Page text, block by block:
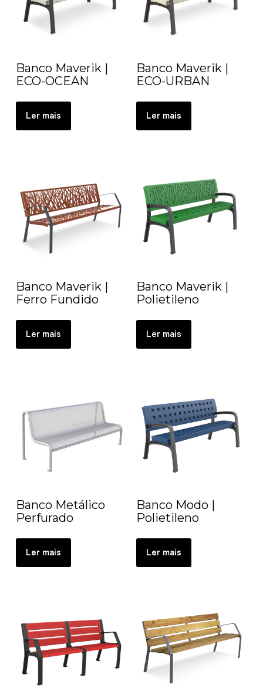
Banco Maverik |
ECO-OCEAN
Ler mais
Banco Maverik |
ECO-URBAN
Ler mais
Banco Maverik |
Ferro Fundido
Ler mais
Banco Maverik |
Polietileno
Ler mais
Banco Metálico
Perfurado
Ler mais
Banco Modo |
Polietileno
Ler mais